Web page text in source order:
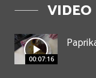
VIDEO
00:07:16